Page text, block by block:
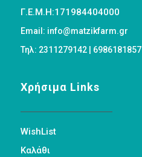
Γ.Ε.Μ.Η:171984404000
Email: info@matzikfarm.gr
Τηλ: 2311279142 | 6986181857
Χρήσιμα Links
WishList
Καλάθι